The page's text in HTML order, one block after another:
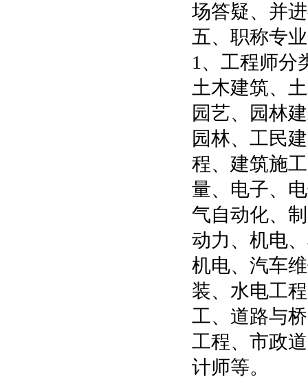
场答疑、并
五、职称专
1、工程师分
土木建筑、
园艺、园林
园林、工民
程、建筑施
量、电子、
气自动化、
动力、机电
机电、汽车
装、水电工
工、道路与
工程、市政
计师等。